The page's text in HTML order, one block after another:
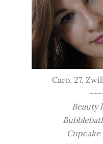
Caro. 27.
Beauty
Cupcake